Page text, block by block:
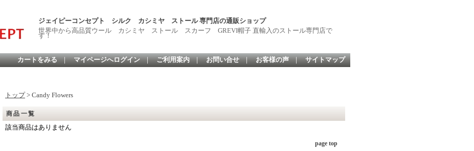
ジェイピーコンセプト シルク カシミヤ ストール 専門店の通販ショップ
世界中から高品質ウール カシミヤ ストール スカーフ GREVI帽子 直輸入のストール専門店で
す！
カートをみる ｜ マイページへログイン ｜ ご利用案内 ｜ お問い合せ ｜ お客様の声 ｜ サイトマップ
トップ > Candy Flowers
商品一覧
該当商品はありません
page top